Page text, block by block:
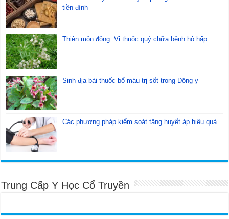
tiền đình
Thiên môn đông: Vị thuốc quý chữa bệnh hô hấp
Sinh địa bài thuốc bổ máu trị sốt trong Đông y
Các phương pháp kiểm soát tăng huyết áp hiệu quả
Trung Cấp Y Học Cổ Truyền